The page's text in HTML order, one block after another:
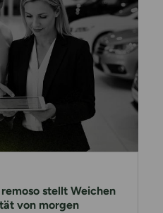
stellt Weichen
von morgen